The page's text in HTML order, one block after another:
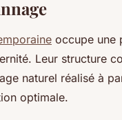
occupe une
Leur structure
naturel réalisé à
optimale.